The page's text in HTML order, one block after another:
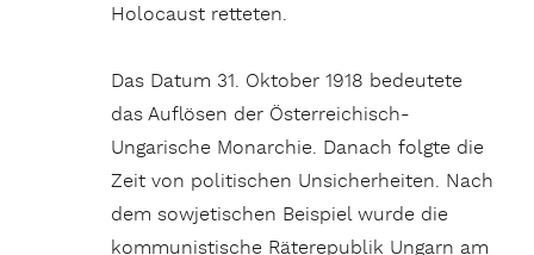
Holocaust retteten.
Das Datum 31. Oktober 1918 bedeutete
das Auflösen der Österreichisch-
Ungarische Monarchie. Danach folgte die
Zeit von politischen Unsicherheiten. Nach
dem sowjetischen Beispiel wurde die
kommunistische Räterepublik Ungarn am